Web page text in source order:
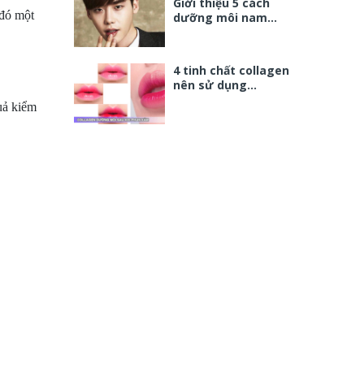
một
kiểm
dưỡng môi nam…
4 tinh chất collagen
nên sử dụng…